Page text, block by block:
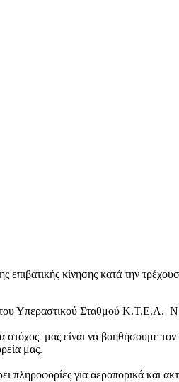
επιβατικής κίνησης κατά την
του Υπεραστικού Σταθμού Κ.Τ.Ε.Λ.
μας είναι να βοηθήσουμε
μας.
πληροφορίες για αεροπορικά και